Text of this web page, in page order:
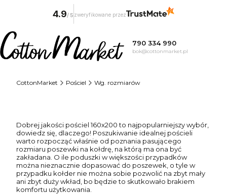
790 334 990
bok@cottonmarket.pl
CottonMarket Pościel Wg. rozmiarów
Dobrej jakości pościel 160x200 to najpopularniejszy wybór,
dowiedz się, dlaczego! Poszukiwanie idealnej pościeli
warto rozpocząć właśnie od poznania pasującego
rozmiaru poszewki na kołdrę, na którą ma ona być
zakładana. O ile poduszki w większości przypadków
można nieznacznie dopasować do poszewek, o tyle w
przypadku kołder nie można sobie pozwolić na zbyt mały
ani zbyt duży wkład, bo będzie to skutkowało brakiem
komfortu użytkowania.
4.9/ 5 zweryfikowane przez